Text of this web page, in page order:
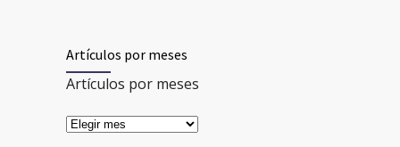
Artículos por meses
Artículos por meses